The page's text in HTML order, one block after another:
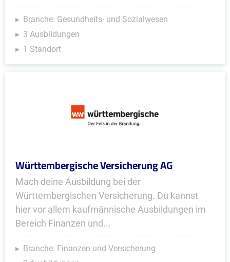
Branche: Gesundheits- und Sozialwesen
3 Ausbildungen
1 Standort
Württembergische Versicherung AG
Mach deine Ausbildung bei der
Württembergischen Versicherung. Du kannst
hier vor allem kaufmännische Ausbildungen im
Bereich Finanzen und...
Branche: Finanzen und Versicherung